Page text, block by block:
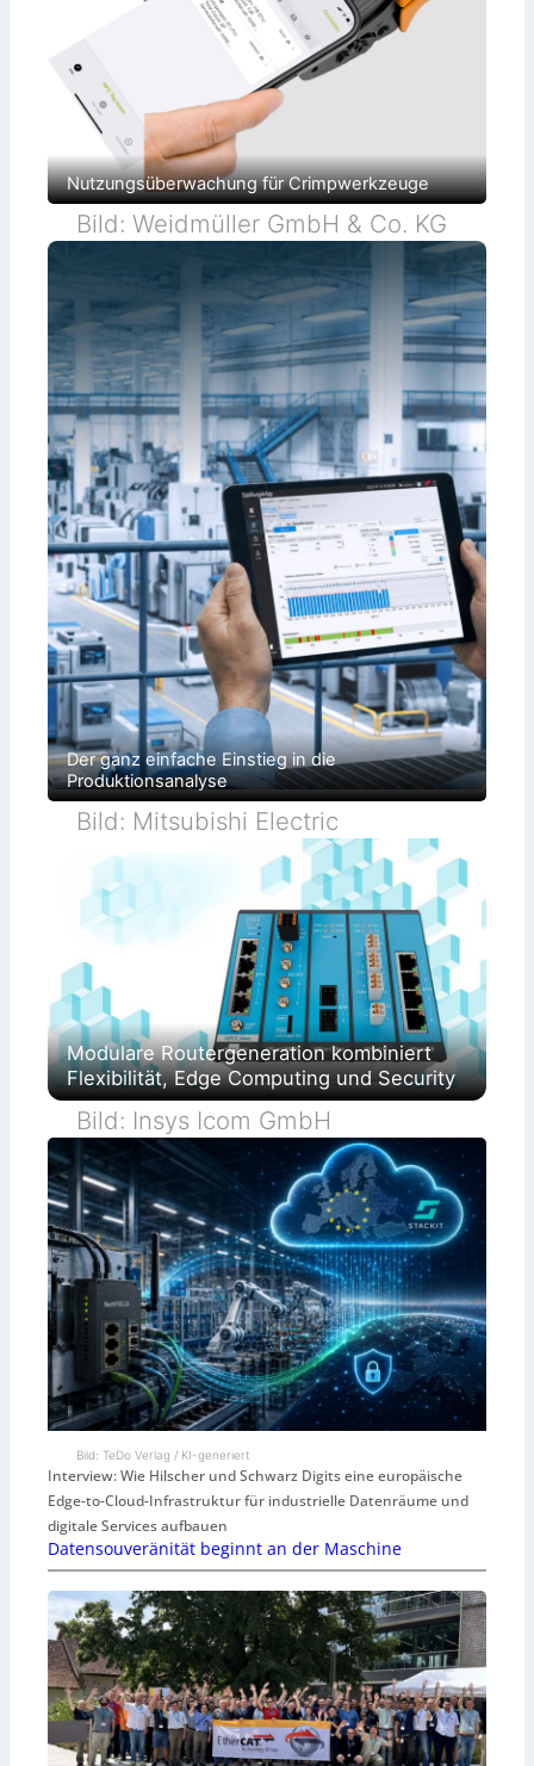
Nutzungsüberwachung für Crimpwerkzeuge
Bild: Weidmüller GmbH & Co. KG
Der ganz einfache Einstieg in die
Produktionsanalyse
Bild: Mitsubishi Electric
Modulare Routergeneration kombiniert
Flexibilität, Edge Computing und Security
Bild: Insys Icom GmbH
Bild: TeDo Verlag / KI-generiert
Interview: Wie Hilscher und Schwarz Digits eine europäische
Edge-to-Cloud-Infrastruktur für industrielle Datenräume und
digitale Services aufbauen
Datensouveränität beginnt an der Maschine